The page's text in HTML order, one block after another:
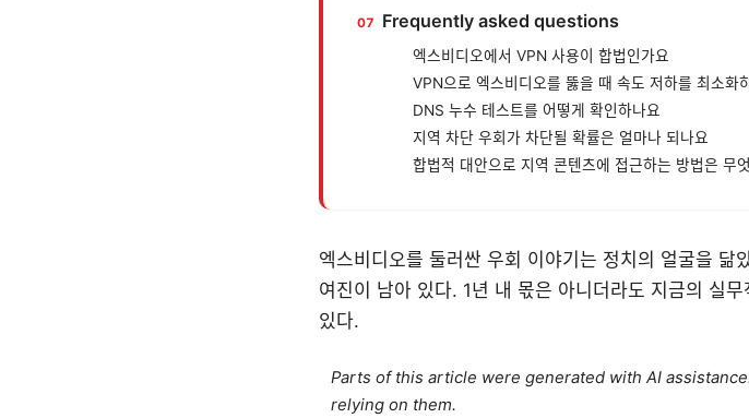
Frequently asked questions
엑스비디오에서 VPN 사용이 합법인가요
VPN으로 엑스비디오를 뚫을 때 속도 저하를 최소화
DNS 누수 테스트를 어떻게 확인하나요
지역 차단 우회가 차단될 확률은 얼마나 되나요
합법적 대안으로 지역 콘텐츠에 접근하는 방법은 무
엑스비디오를 둘러싼 우회 이야기는 정치의 얼굴을
여진이 남아 있다. 1년 내 몫은 아니더라도 지금의 실
있다.
Parts of this article were generated with AI
relying on them.